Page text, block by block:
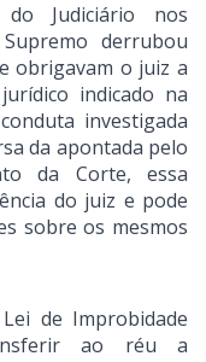
Judiciário nos
derrubou
obrigavam o juiz a
indicado na
investigada
da apontada pelo
da Corte, essa
do juiz e pode
sobre os mesmos
de Improbidade
ao réu a